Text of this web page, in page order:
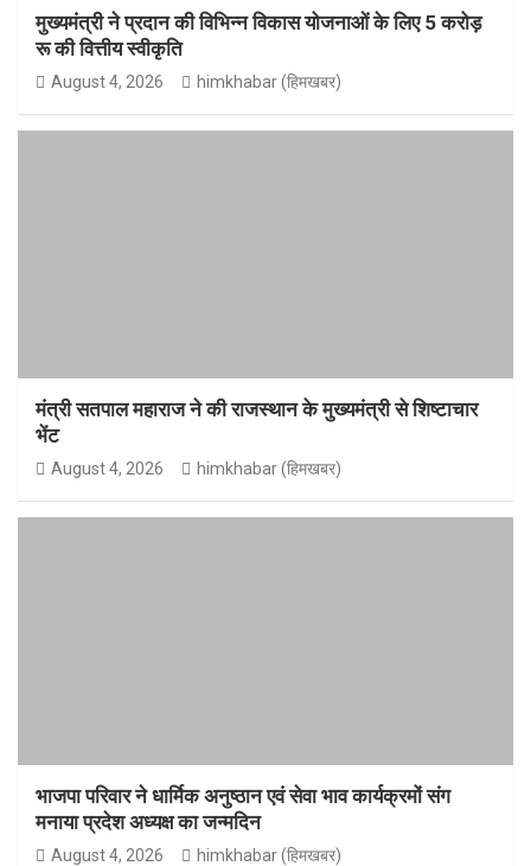
मुख्यमंत्री ने प्रदान की विभिन्न विकास योजनाओं के लिए 5 करोड़
रू की वित्तीय स्वीकृति
August 4, 2026 himkhabar (हिमखबर)
मंत्री सतपाल महाराज ने की राजस्थान के मुख्यमंत्री से शिष्टाचार
भेंट
August 4, 2026 himkhabar (हिमखबर)
भाजपा परिवार ने धार्मिक अनुष्ठान एवं सेवा भाव कार्यक्रमों संग
मनाया प्रदेश अध्यक्ष का जन्मदिन
August 4, 2026 himkhabar (हिमखबर)